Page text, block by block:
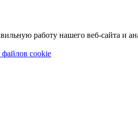
работу нашего веб-сайта и
файлов cookie